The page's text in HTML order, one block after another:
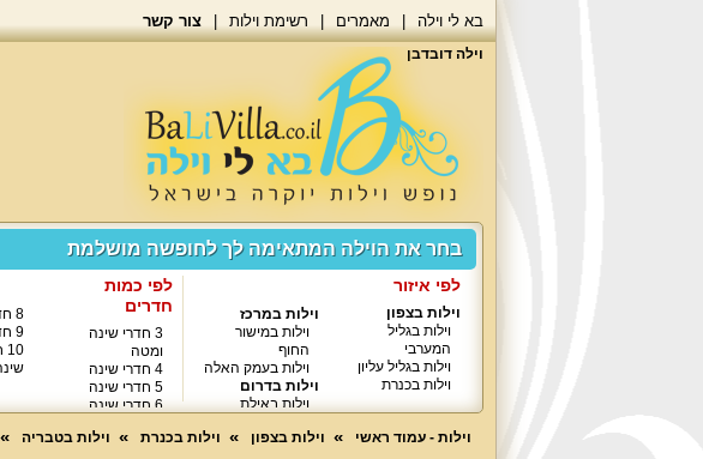
בא לי וילה מאמרים רשימת וילות צור קשר
וילה דובדבן
בחר את הוילה המתאימה לך לחופשה מושלמת
לפי איזור
וילות בצפון
וילות בגליל
המערבי
וילות בגליל עליון
וילות בכנרת
וילות במרכז
וילות במישור
החוף
וילות בעמק האלה
וילות בדרום
וילות באילת
לפי כמות
חדרים
3 חדרי שינה
ומטה
4 חדרי שינה
5 חדרי שינה
6 חדרי שינה
8 חדרי שינה
9 חדרי שינה
וילות - עמוד ראשי
וילות בצפון וילות בכנרת וילות בטבריה